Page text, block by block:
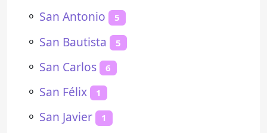
⚬ San Antonio 5
⚬ San Bautista 5
⚬ San Carlos 6
⚬ San Félix 1
⚬ San Javier 1